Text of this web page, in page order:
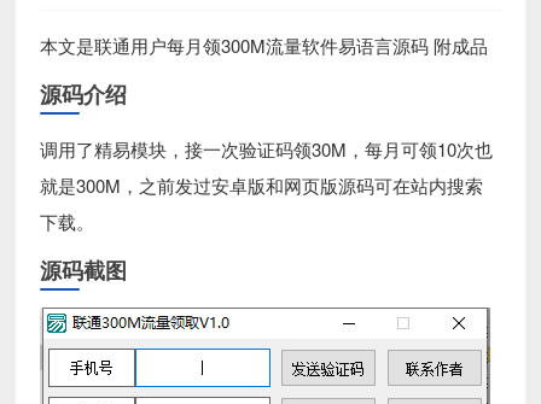
本文是联通用户每月领300M流量软件易语言源码 附成品
源码介绍
调用了精易模块，接一次验证码领30M，每月可领10次也
就是300M，之前发过安卓版和网页版源码可在站内搜索
下载。
源码截图